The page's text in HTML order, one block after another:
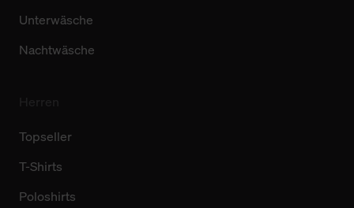
Unterwäsche
Nachtwäsche
Topseller
T-Shirts
Poloshirts